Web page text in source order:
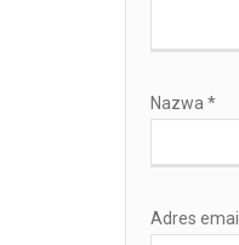
Nazwa *
Adres email